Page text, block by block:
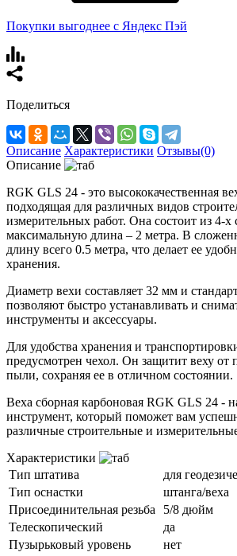
Покупки выгоднее с Яндекс Пэй
Поделиться
Описание Характеристики Отзывы(0)
Описание
RGK GLS 24 - это высококачественная
подходящая для различных видов
измерительных работ. Она состоит из 4-х
максимальную длина – 2 метра. В
длину всего 0.5 метра, что делает ее
хранения.
Диаметр вехи составляет 32 мм и
позволяют быстро устанавливать и
инструменты и аксессуары.
Для удобства хранения и
предусмотрен чехол. Он защитит веху от
пыли, сохраняя ее в отличном состоянии.
Веха сборная карбоновая RGK GLS 24 -
инструмент, который поможет вам
различные строительные и
Характеристики
Тип штатива
для
Тип оснастки
штанга/веха
Присоединительная резьба
5/8 дюйм
Телескопический
да
Пузырьковый уровень
нет